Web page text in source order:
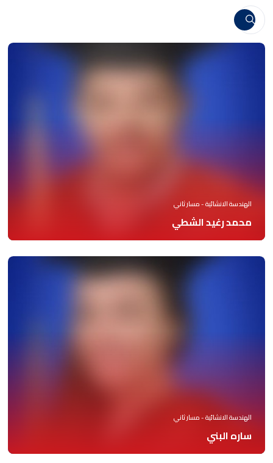
الهندسة الانشائية - مسار ثاني
محمد رغيد الشطي
الهندسة الانشائية - مسار ثاني
ساره البني